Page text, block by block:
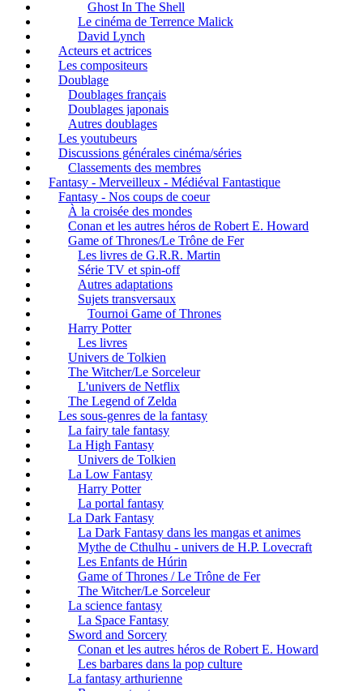
Ghost In The Shell
Le cinéma de Terrence Malick
David Lynch
Acteurs et actrices
Les compositeurs
Doublage
Doublages français
Doublages japonais
Autres doublages
Les youtubeurs
Discussions générales cinéma/séries
Classements des membres
Fantasy - Merveilleux - Médiéval Fantastique
Fantasy - Nos coups de coeur
À la croisée des mondes
Conan et les autres héros de Robert E. Howard
Game of Thrones/Le Trône de Fer
Les livres de G.R.R. Martin
Série TV et spin-off
Autres adaptations
Sujets transversaux
Tournoi Game of Thrones
Harry Potter
Les livres
Univers de Tolkien
The Witcher/Le Sorceleur
L'univers de Netflix
The Legend of Zelda
Les sous-genres de la fantasy
La fairy tale fantasy
La High Fantasy
Univers de Tolkien
La Low Fantasy
Harry Potter
La portal fantasy
La Dark Fantasy
La Dark Fantasy dans les mangas et animes
Mythe de Cthulhu - univers de H.P. Lovecraft
Les Enfants de Húrin
Game of Thrones / Le Trône de Fer
The Witcher/Le Sorceleur
La science fantasy
La Space Fantasy
Sword and Sorcery
Conan et les autres héros de Robert E. Howard
Les barbares dans la pop culture
La fantasy arthurienne